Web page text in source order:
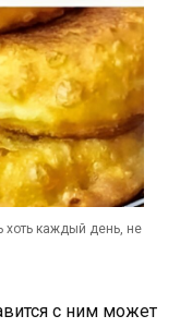
каждый день, не
с ним может